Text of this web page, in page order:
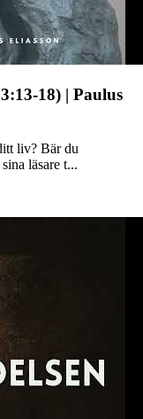
18) | Paulus
liv? Bär du
läsare t...